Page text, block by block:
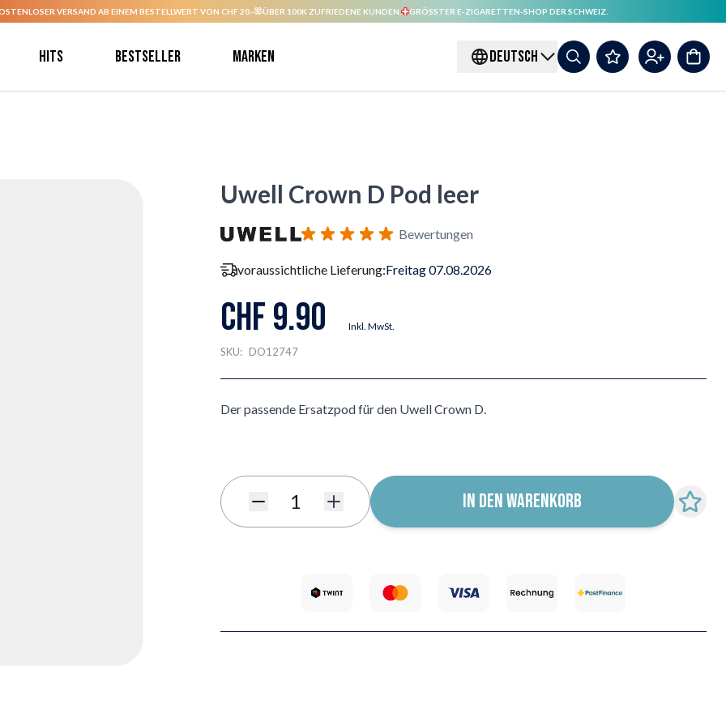
VERSAND AB EINEM BESTELLWERT VON CHF 20.- ÜBER 100K ZUFRIEDENE KUNDEN. GRÖSSTER E-ZIGARETTEN-SHOP DER SCHWEIZ.
Hits Bestseller Marken DEUTSCH
Uwell Crown D Pod leer
Bewertungen
voraussichtliche Lieferung:Freitag 07.08.2026
CHF 9.90 Inkl. MwSt.
SKU: DO12747
Der passende Ersatzpod für den Uwell Crown D.
IN DEN WARENKORB